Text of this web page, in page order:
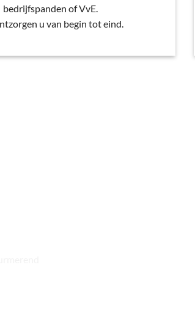
bedrijfspanden of VvE.
u van begin tot eind.